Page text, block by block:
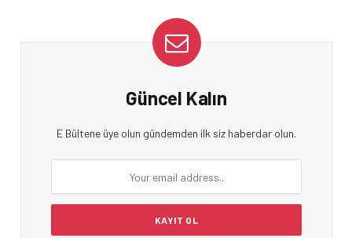
Güncel Kalın
E Bültene üye olun gündemden ilk siz haberdar olun.